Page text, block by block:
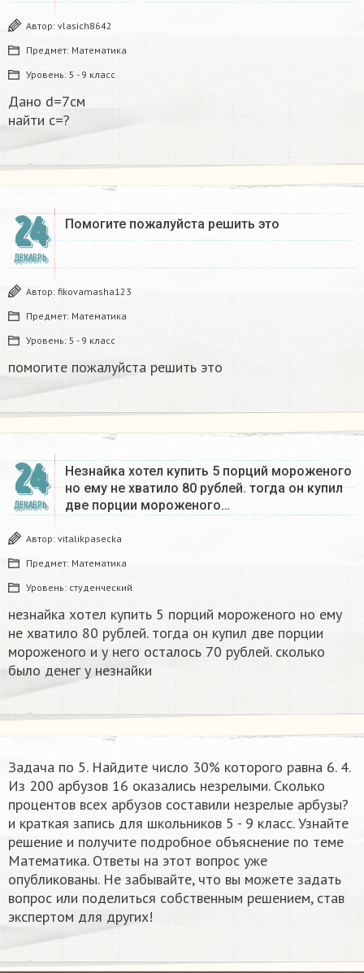
Автор: vlasich8642
Предмет: Математика
Уровень: 5 - 9 класс
Дано d=7см
найти с=?​
24
ДЕКАБРЬ
Помогите пожалуйста решить это
Автор: fikovamasha123
Предмет: Математика
Уровень: 5 - 9 класс
помогите пожалуйста решить это
24
ДЕКАБРЬ
Незнайка хотел купить 5 порций мороженого
но ему не хватило 80 рублей. тогда он купил
две порции мороженого…
Автор: vitalikpasecka
Предмет: Математика
Уровень: студенческий
незнайка хотел купить 5 порций мороженого но ему
не хватило 80 рублей. тогда он купил две порции
мороженого и у него осталось 70 рублей. сколько
было денег у незнайки
Задача по 5. Найдите число 30% которого равна 6. 4.
Из 200 арбузов 16 оказались незрелыми. Сколько
процентов всех арбузов составили незрелые арбузы?
и краткая запись​ для школьников 5 - 9 класс. Узнайте
решение и получите подробное объяснение по теме
Математика. Ответы на этот вопрос уже
опубликованы. Не забывайте, что вы можете задать
вопрос или поделиться собственным решением, став
экспертом для других!